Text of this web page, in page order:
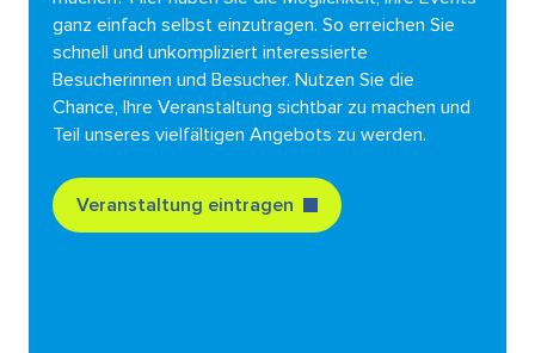
ganz einfach selbst einzutragen. So erreichen Sie
schnell und unkompliziert interessierte
Besucherinnen und Besucher. Nutzen Sie die
Chance, Ihre Veranstaltung sichtbar zu machen und
Teil unseres vielfältigen Angebots zu werden.
Veranstaltung eintragen